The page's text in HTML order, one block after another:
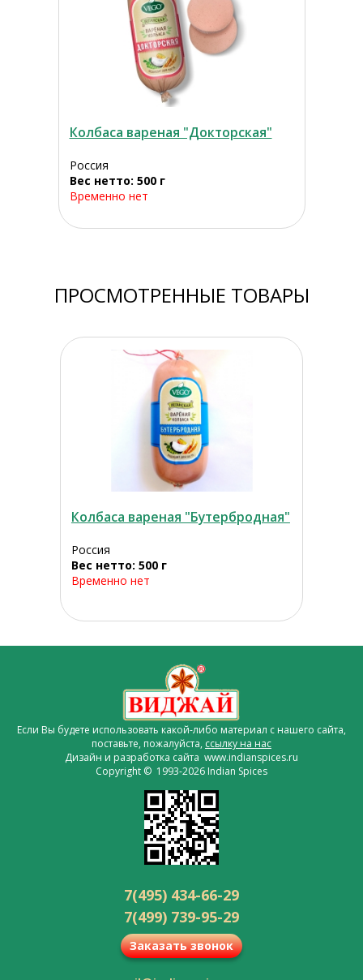
Колбаса вареная "Докторская"
Россия
Вес нетто: 500 г
Временно нет
ПРОСМОТРЕННЫЕ ТОВАРЫ
Колбаса вареная "Бутербродная"
Россия
Вес нетто: 500 г
Временно нет
Если Вы будете использовать какой-либо материал с нашего сайта,
поставьте, пожалуйста, ссылку на нас
Дизайн и разработка сайта www.indianspices.ru
Copyright © 1993-2026 Indian Spices
7(495) 434-66-29
7(499) 739-95-29
Заказать звонок